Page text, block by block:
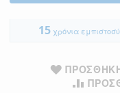
15χρόνια